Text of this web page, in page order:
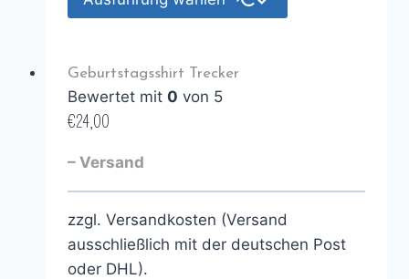
Geburtstagsshirt Trecker
Bewertet mit 0 von 5
€24,00
– Versand
zzgl. Versandkosten (Versand
ausschließlich mit der deutschen Post
oder DHL).